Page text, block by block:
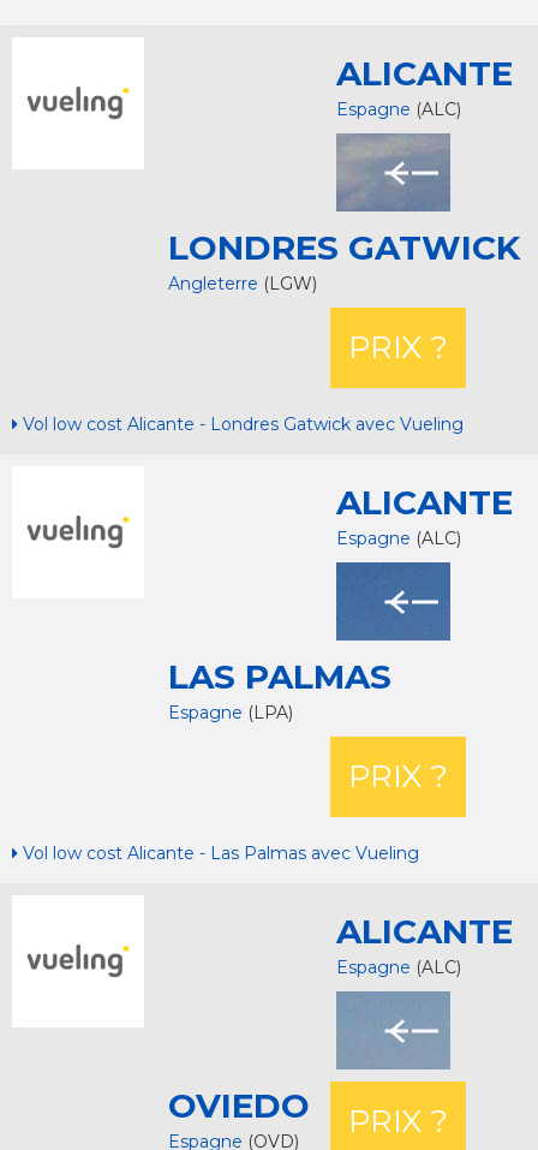
ALICANTE
Espagne (ALC)
LONDRES GATWICK
Angleterre (LGW)
PRIX ?
Vol low cost Alicante - Londres Gatwick avec Vueling
ALICANTE
Espagne (ALC)
LAS PALMAS
Espagne (LPA)
PRIX ?
Vol low cost Alicante - Las Palmas avec Vueling
ALICANTE
Espagne (ALC)
OVIEDO
Espagne (OVD)
PRIX ?